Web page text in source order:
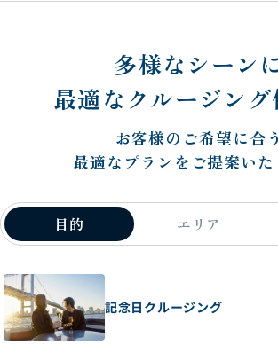
多様なシーン
最適なクルージング
お客様のご希望に合う
最適なプランをご提案い
目的 エリア
記念日クルージング